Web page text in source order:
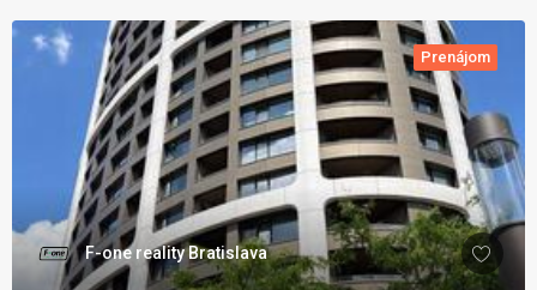
Prenájom
F-one reality Bratislava